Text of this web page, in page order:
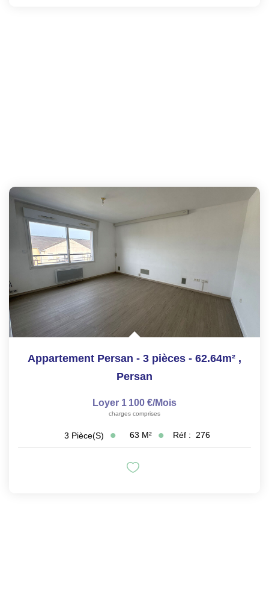
Appartement Persan - 3 pièces - 62.64m² ,
Persan
Loyer 1 100 €/mois
charges comprises
3 Pièce(s) 63 M² Réf : 276